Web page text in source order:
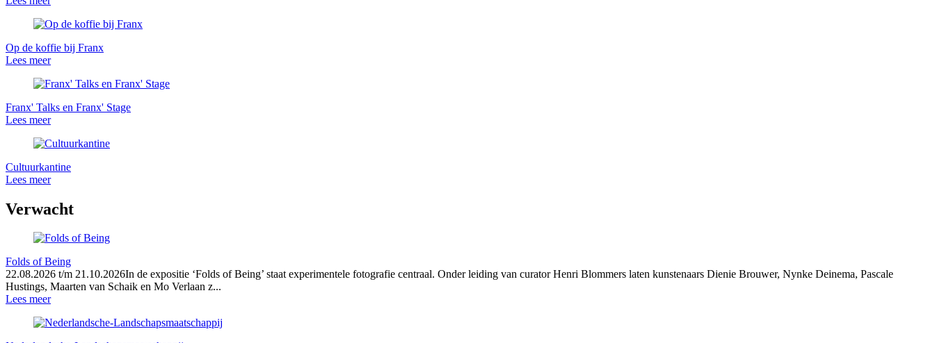
Op de koffie bij Franx
Lees meer
Franx' Talks en Franx' Stage
Lees meer
Cultuurkantine
Lees meer
Verwacht
Folds of Being
22.08.2026 t/m 21.10.2026In de expositie ‘Folds of Being’ staat experimentele fotografie centraal. Onder leiding van curator Henri Blommers laten kunstenaars Dienie Brouwer, Nynke Deinema, Pascale
Hustings, Maarten van Schaik en Mo Verlaan z...
Lees meer